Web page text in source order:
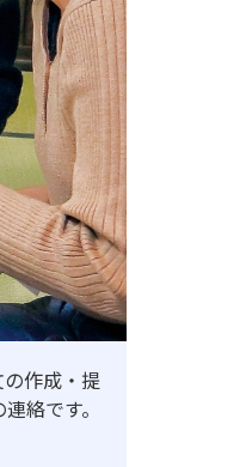
作成・提
絡です。